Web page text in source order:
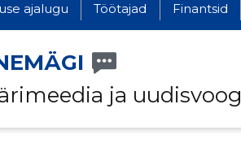
ajalugu Töötajad Finantsid
ja uudisvoog